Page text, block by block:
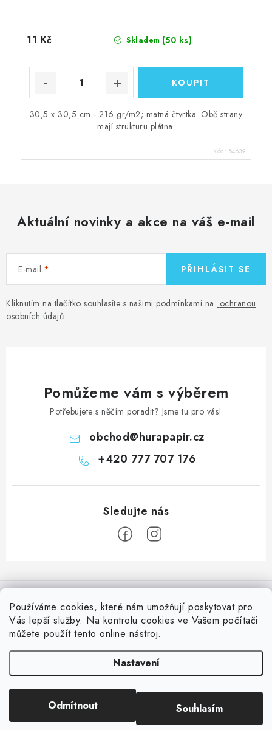
Používáme cookies, které nám umožňují poskytovat pro
Vás lepší služby. Na kontrolu cookies ve Vašem počítači
můžete použít tento online nástroj.
Nastavení
Odmítnout Souhlasím
Skladem (50 ks)
11 Kč
30,5 x 30,5 cm - 216 gr/m2; matná čtvrtka. Obě strany
mají strukturu plátna.
Kód: 84639
Aktuální novinky a akce na váš e-mail
E-mail
Kliknutím na tlačítko souhlasíte s našimi podmínkami na ochranou
osobních údajů.
PŘIHLÁSIT SE
Pomůžeme vám s výběrem
Potřebujete s něčím poradit? Jsme tu pro vás!
obchod@hurapapir.cz
+420 777 707 176
á
Doprava
Oblíbené ♥️
Hodnocení obchodu
Nepřehlédněte
Blog s nápady a návody
Slovník pojmů, české návody
Reklamace a vrácení zboží
Vytvořil Shoptet
. Všechna práva vyhrazena.Upravit nastavení